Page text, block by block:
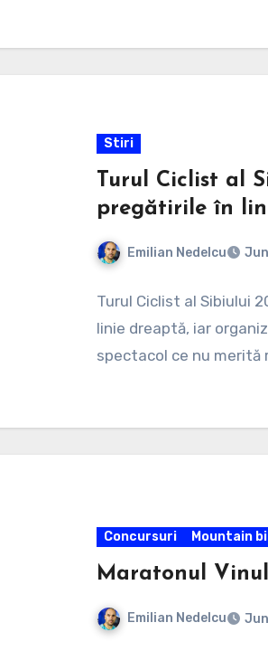
Stiri
Turul Ciclist al
pregătirile în
Emilian Nedelcu
Turul Ciclist al Sibiului
linie dreaptă, iar
spectacol ce nu merită
Concursuri Mountain
Maratonul
Emilian Nedelcu